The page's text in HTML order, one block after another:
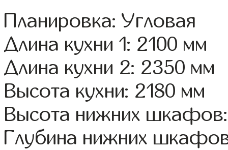
Планировка: Угловая
Длина кухни 1: 2100 мм
Длина кухни 2: 2350 мм
Высота кухни: 2180 мм
Высота нижних
Глубина нижних